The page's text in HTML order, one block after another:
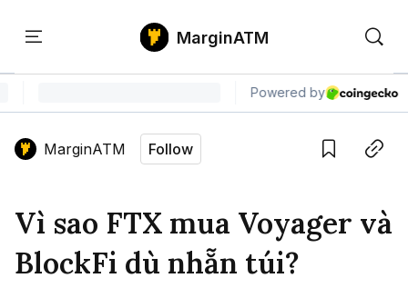
Vie
Home
Tin Tức Bitcoin
Tin Tức Altcoin
Phân Tích Bitcoin
MarginATM
Gem
MarginATM Follow
Vì sao FTX mua Voyager và
BlockFi dù nhẵn túi?